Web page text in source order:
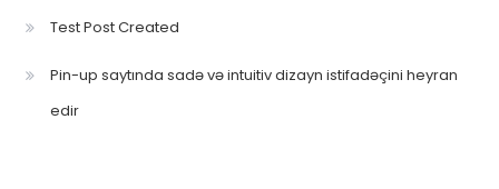
Test Post Created
Pin-up saytında sadə və intuitiv dizayn istifadəçini heyran
edir